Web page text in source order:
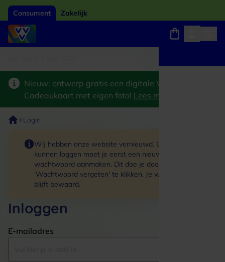
Consument Zakelijk
Nieuw: ontwerp gratis een digitale VVV
Cadeaukaart met eigen foto! Lees meer
Login
Wij hebben onze website vernieuwd. Om in te
kunnen loggen moet je eerst een nieuw
wachtwoord aanmaken. Dit doe je door op de link
'Wachtwoord vergeten' te klikken. Je winkelmand
blijft bewaard.
Inloggen
E-mailadres